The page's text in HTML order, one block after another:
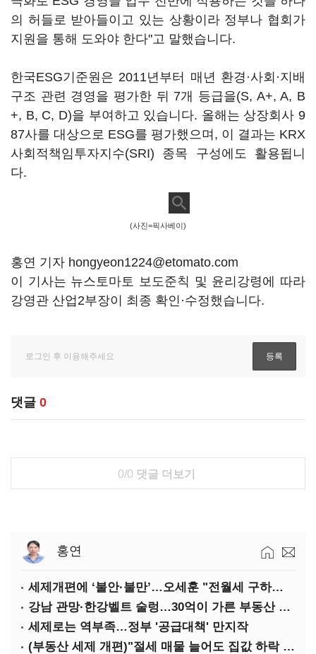
의 허들로 받아들이고 있는 상황이라 정부나 협회가
지원을 통해 도와야 한다"고 말했습니다.
한국ESG기준원은 2011년부터 매년 환경·사회·지배
구조 관련 경영을 평가한 뒤 7개 등급을(S, A+, A, B
+, B, C, D)을 부여하고 있습니다. 올해는 상장회사 9
87사를 대상으로 ESG를 평가했으며, 이 결과는 KRX
사회적책임투자지수(SRI) 종목 구성에도 활용됩니
다.
(사진=픽사베이)
홍연 기자 hongyeon1224@etomato.com
이 기사는 뉴스토마토 보도준칙 및 윤리강령에 따라
강영관 산업2부장이 최종 확인·수정했습니다.
댓글 0
0/0 댓글 더보기
홍연
세제개편에 ‘불안·불만’…오세훈 "전월세 구하기 더 힘들어질 것"
강남 관망·한강벨트 술렁…30억이 가른 부동산 민심
세제로는 역부족…정부 '공급대책' 만지작
(부동산 세제 개편)"절세 매물 늘어도 집값 하락 제한적"…전세난·양극화 심화 우려